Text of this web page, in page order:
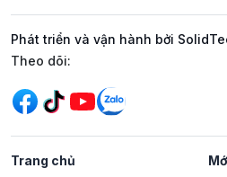
Phát triển và vận hành bởi
Mạng xã hội
Theo dõi:
Trang chủ